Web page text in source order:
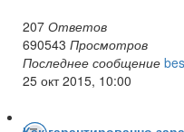
207 Ответов
690543 Просмотров
Последнее сообщение
25 окт 2015, 10:00